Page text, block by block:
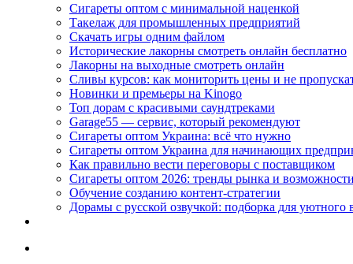
Сигареты оптом с минимальной наценкой
Такелаж для промышленных предприятий
Скачать игры одним файлом
Исторические лакорны смотреть онлайн бесплатно
Лакорны на выходные смотреть онлайн
Сливы курсов: как мониторить цены и не
Новинки и премьеры на Kinogo
Топ дорам с красивыми саундтреками
Garage55 — сервис, который рекомендуют
Сигареты оптом Украина: всё что нужно
Сигареты оптом Украина для начинающих
Как правильно вести переговоры с поставщиком
Сигареты оптом 2026: тренды рынка и возможности
Обучение созданию контент-стратегии
Дорамы с русской озвучкой: подборка для уютного